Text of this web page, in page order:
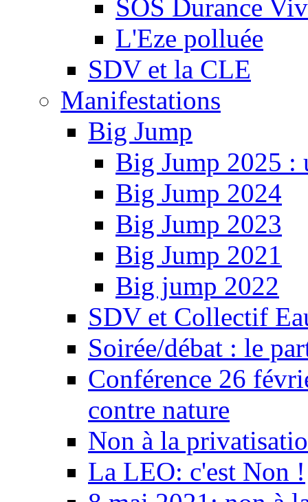
SOS Durance
L'Eze polluée
SDV et la CLE
Manifestations
Big Jump
Big Jump 2025 :
Big Jump 2024
Big Jump 2023
Big Jump 2021
Big jump 2022
SDV et Collectif
Soirée/débat : le
Conférence 26
contre nature
Non à la
La LEO: c'est Non !